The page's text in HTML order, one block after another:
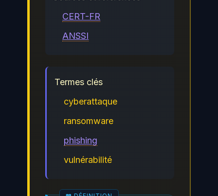
CERT-FR
ANSSI
Termes clés
cyberattaque
ransomware
phishing
vulnérabilité